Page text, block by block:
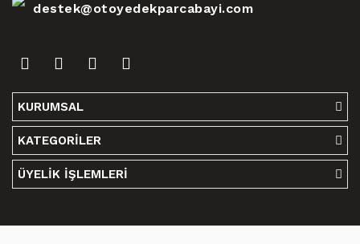
destek@otoyedekparcabayi.com
KURUMSAL
KATEGORİLER
ÜYELİK İŞLEMLERİ